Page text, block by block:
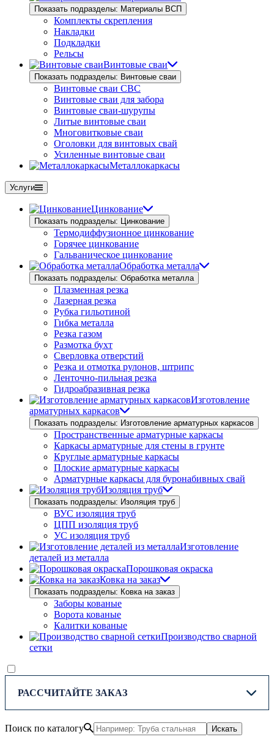
Показать подразделы: Материалы ВСП
Комплекты скрепления
Накладки
Подкладки
Рельсы
Винтовые сваи
Показать подразделы: Винтовые сваи
Винтовые сваи СВС
Винтовые сваи для забора
Винтовые сваи-шурупы
Литые винтовые сваи
Многовитковые сваи
Оголовки для винтовых свай
Усиленные винтовые сваи
Металлокаркасы
Услуги
Цинкование
Показать подразделы: Цинкование
Термодиффузионное цинкование
Горячее цинкование
Гальваническое цинкование
Обработка металла
Показать подразделы: Обработка металла
Плазменная резка
Лазерная резка
Рубка гильотиной
Гибка металла
Резка газом
Размотка бухт
Сверловка отверстий
Резка и отмотка рулонов, штрипс
Ленточно-пильная резка
Гидроабразивная резка
Изготовление
арматурных каркасов
Показать подразделы: Изготовление арматурных каркасов
Пространственные арматурные каркасы
Каркасы арматурные для стены в грунте
Круглые арматурные каркасы
Плоские арматурные каркасы
Арматурные каркасы для буронабивных свай
Изоляция труб
Показать подразделы: Изоляция труб
ВУС изоляция труб
ЦПП изоляция труб
УС изоляция труб
Изготовление
деталей из металла
Порошковая окраска
Ковка на заказ
Показать подразделы: Ковка на заказ
Заборы кованые
Ворота кованые
Калитки кованые
Производство сварной
сетки
РАССЧИТАЙТЕ ЗАКАЗ
Поиск по каталогу Искать